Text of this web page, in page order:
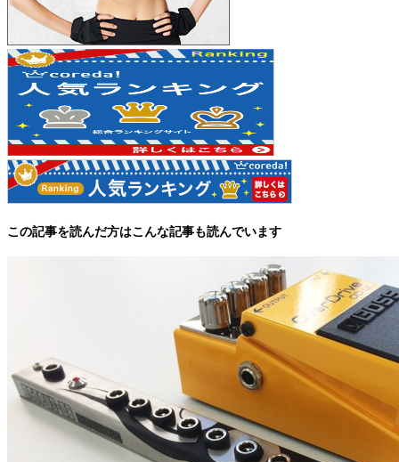
この記事を読んだ方はこんな記事も読んでいます